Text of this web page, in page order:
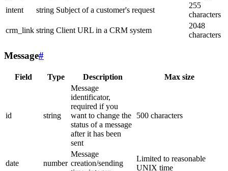
intent
string Subject of a customer's request
255
characters
crm_link string Client URL in a CRM system
2048
characters
Message#
Field Type Description Max size
id string
Message
identificator,
required if you
want to change the
status of a message
after it has been
sent
500 characters
date number
Message
creation/sending
Limited to reasonable
UNIX time